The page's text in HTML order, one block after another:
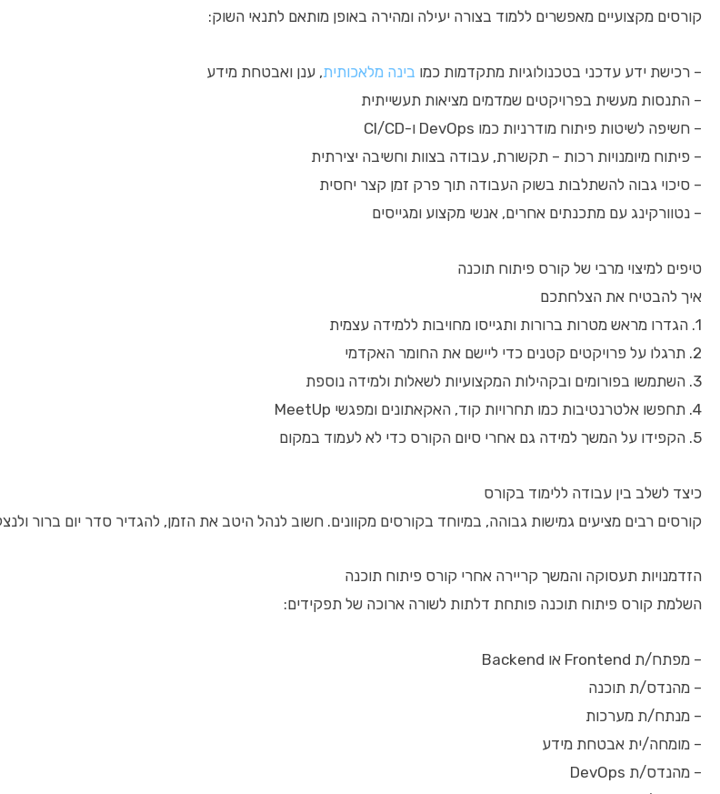
קורסים מקצועיים מאפשרים ללמוד בצורה יעילה ומהירה באופן מותאם לתנאי השוק:
– רכישת ידע עדכני בטכנולוגיות מתקדמות כמו בינה מלאכותית, ענן ואבטחת מידע
– התנסות מעשית בפרויקטים שמדמים מציאות תעשייתית
– חשיפה לשיטות פיתוח מודרניות כמו DevOps ו-CI/CD
– פיתוח מיומנויות רכות – תקשורת, עבודה בצוות וחשיבה יצירתית
– סיכוי גבוה להשתלבות בשוק העבודה תוך פרק זמן קצר יחסית
– נטוורקינג עם מתכנתים אחרים, אנשי מקצוע ומגייסים
טיפים למיצוי מרבי של קורס פיתוח תוכנה
איך להבטיח את הצלחתכם
1. הגדרו מראש מטרות ברורות ותגייסו מחויבות ללמידה עצמית
2. תרגלו על פרויקטים קטנים כדי ליישם את החומר האקדמי
3. השתמשו בפורומים ובקהילות המקצועיות לשאלות ולמידה נוספת
4. תחפשו אלטרנטיבות כמו תחרויות קוד, האקאתונים ומפגשי MeetUp
5. הקפידו על המשך למידה גם אחרי סיום הקורס כדי לא לעמוד במקום
כיצד לשלב בין עבודה ללימוד בקורס
קורסים רבים מציעים גמישות גבוהה, במיוחד בקורסים מקוונים. חשוב לנהל היטב את הזמן, להגדיר סדר יום ברור
הזדמנויות תעסוקה והמשך קריירה אחרי קורס פיתוח תוכנה
השלמת קורס פיתוח תוכנה פותחת דלתות לשורה ארוכה של תפקידים:
– מפתח/ת Frontend או Backend
– מהנדס/ת תוכנה
– מנתח/ת מערכות
– מומחה/ית אבטחת מידע
– מהנדס/ת DevOps